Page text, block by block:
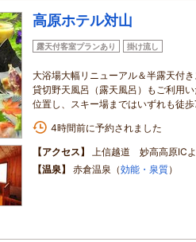
高原ホテル対山
露天付客室プランあり 掛け流し
大浴場大幅リニューアル＆半露天付
貸切野天風呂（露天風呂）もご利用
位置し、スキー場まではいずれも徒歩
4時間前に予約されました
【アクセス】
上信越道 妙高高原IC
【温泉】 赤倉温泉（効能・泉質）